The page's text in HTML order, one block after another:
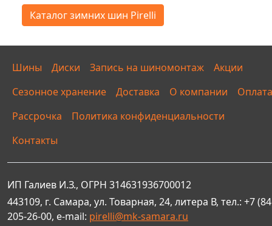
Каталог зимних шин Pirelli
Шины Диски Запись на шиномонтаж
Акции
Сезонное хранение
Доставка О компании
Оплата
Рассрочка
Политика конфиденциальности
Контакты
ИП Галиев И.З., ОГРН 314631936700012
443109, г. Самара, ул. Товарная, 24, литера В, тел.: +7
205-26-00, e-mail: pirelli@mk-samara.ru